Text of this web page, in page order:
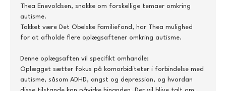
Thea Enevoldsen, snakke om forskellige temaer omkring
autisme.
Takket være Det Obelske Familiefond, har Thea mulighed
for at afholde flere oplægsaftener omkring autisme.
Denne oplægsaften vil specifikt omhandle:
Oplægget sætter fokus på komorbiditeter i forbindelse med
autisme, såsom ADHD, angst og depression, og hvordan